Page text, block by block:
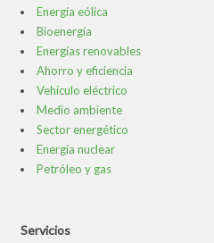
Energía eólica
Bioenergía
Energías renovables
Ahorro y eficiencia
Vehículo eléctrico
Medio ambiente
Sector energético
Energía nuclear
Petróleo y gas
Servicios